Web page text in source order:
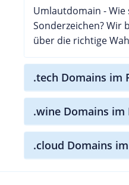
Umlautdomain - Wie
Sonderzeichen? Wir
über die richtige
.tech Domains im
.wine Domains im
.cloud Domains